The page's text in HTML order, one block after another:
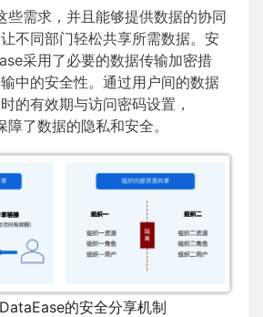
些需求，并且能够提供数据的协同
不同部门轻松共享所需数据。安
采用了必要的数据传输加密措
中的安全性。通过用户间的数据
的有效期与访问密码设置，
了数据的隐私和安全。
的安全分享机制